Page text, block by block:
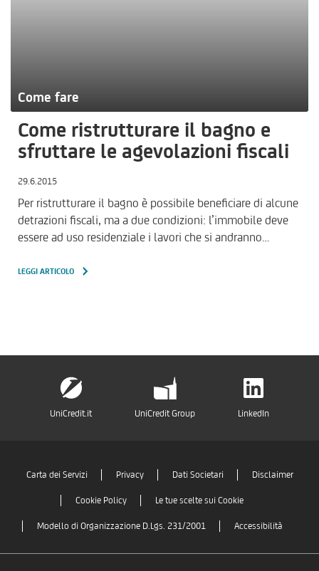
Come fare
Come ristrutturare il bagno e
sfruttare le agevolazioni fiscali
29.6.2015
Per ristrutturare il bagno è possibile beneficiare di alcune
detrazioni fiscali, ma a due condizioni: l’immobile deve
essere ad uso residenziale i lavori che si andranno…
LEGGI ARTICOLO
UniCredit.it UniCredit Group LinkedIn
Carta dei Servizi Privacy Dati Societari Disclaimer
Cookie Policy Le tue scelte sui Cookie
Modello di Organizzazione D.Lgs. 231/2001 Accessibilità